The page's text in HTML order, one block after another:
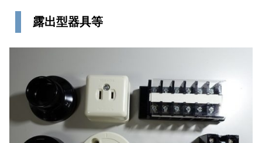
露出型器具等